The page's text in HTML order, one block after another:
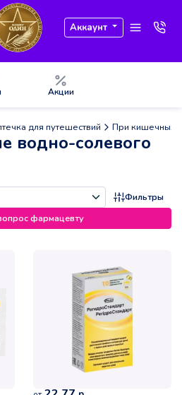
Аккаунт
Акции
для путешествий При кишечных
водно-солевого
Фильтры
фармацевту